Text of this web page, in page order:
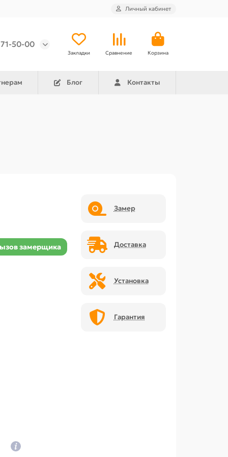
Личный кабинет
50-00
Закладки Сравнение Корзина
Блог Контакты
замерщика
Замер
Доставка
Установка
Гарантия